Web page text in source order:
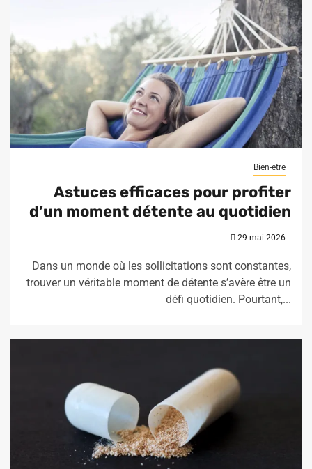
Bien-etre
Astuces efficaces pour profiter
d’un moment détente au quotidien
29 mai 2026
Dans un monde où les sollicitations sont constantes,
trouver un véritable moment de détente s’avère être un
défi quotidien. Pourtant,...